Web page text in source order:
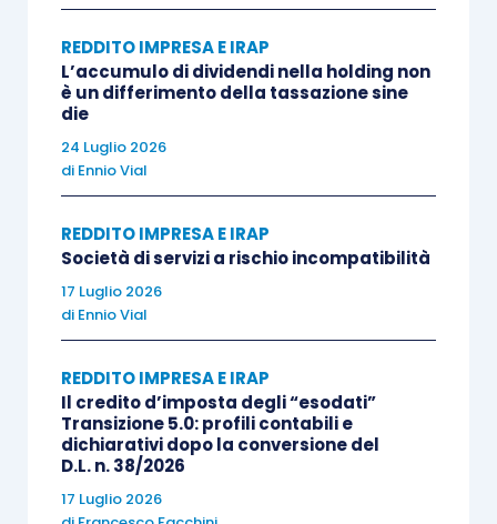
I giudici di seconde cure, confermando la
sentenza di primo grado e
l’appello propostodall’Agenzia delle entrate,
hanno invece ritenuto che la mancata
individuazione delle società la cui
consiste in via esclusiva o prevalente
all’abrogazione dell’articolo 113 Tub
ricondursi solamente ad un merodifetto di
coordinamento legislativo
Difatti, in tale contesto è proprio l’
D.Lgs. 141/2010che, alcomma 10, specifica i
criteri da seguire per individuare i soggetti che
esercitano in via prevalente l’
assunzione e gestione di partecipazioni
REDDITO IMPRESA E IRAP
L’accumulo di dividendi nella holding non
è un differimento della tassazione sine
die
24 Luglio 2026
di Ennio Vial
REDDITO IMPRESA E IRAP
Società di servizi a rischio incompatibilità
17 Luglio 2026
di Ennio Vial
REDDITO IMPRESA E IRAP
Il credito d’imposta degli “esodati”
Transizione 5.0: profili contabili e
dichiarativi dopo la conversione del
D.L. n. 38/2026
17 Luglio 2026